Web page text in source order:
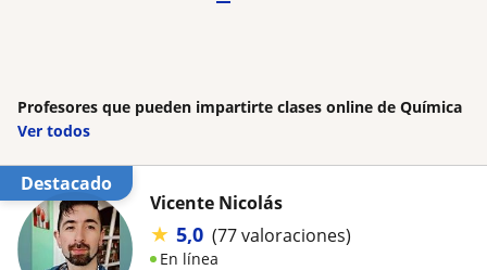
Profesores que pueden impartirte clases online de Química
Ver todos
Destacado
Vicente Nicolás
★ 5,0 (77 valoraciones)
En línea